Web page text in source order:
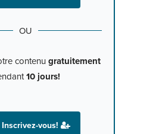
OU
contenu gratuitement
10 jours!
Inscrivez-vous!